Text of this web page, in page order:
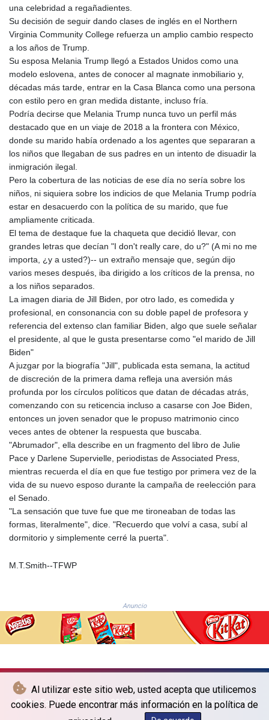
Al utilizar este sitio web, usted acepta que utilicemos
cookies. Puede encontrar más información en la política de
1407.860383
KWD 0.30866
KZT 467.275008
LAK
22510.919863
LBP
89282.792025
LKR 334.420274
LRD 179.959348
LSL 16.197552
LVL 0.60489
LYD 6.341738
MAD 9.29222
MGA
4254.638239
MKD 53.215413
MMK
MNT
3595.852714
MOP 8.056654
MRU 40.080439
MVR 15.450378
MWK
1728.841413
MXN 17.13645
MYR 4.090104
NAD 16.197552
NGN
1364.860377
NIO 36.690741
NPR 151.800372
NZD 1.701115
PLN 3.719205
PYG
5928.296501
RON 4.536304
RUB 81.598409
RWF
una celebridad a regañadientes.
Su decisión de seguir dando clases de inglés en el Northern
Virginia Community College refuerza un amplio cambio respecto
a los años de Trump.
Su esposa Melania Trump llegó a Estados Unidos como una
modelo eslovena, antes de conocer al magnate inmobiliario y,
décadas más tarde, entrar en la Casa Blanca como una persona
con estilo pero en gran medida distante, incluso fría.
Podría decirse que Melania Trump nunca tuvo un perfil más
destacado que en un viaje de 2018 a la frontera con México,
donde su marido había ordenado a los agentes que separaran a
los niños que llegaban de sus padres en un intento de disuadir la
inmigración ilegal.
Pero la cobertura de las noticias de ese día no sería sobre los
niños, ni siquiera sobre los indicios de que Melania Trump podría
estar en desacuerdo con la política de su marido, que fue
ampliamente criticada.
El tema de destaque fue la chaqueta que decidió llevar, con
grandes letras que decían "I don't really care, do u?" (A mi no me
importa, ¿y a usted?)-- un extraño mensaje que, según dijo
varios meses después, iba dirigido a los críticos de la prensa, no
a los niños separados.
La imagen diaria de Jill Biden, por otro lado, es comedida y
profesional, en consonancia con su doble papel de profesora y
referencia del extenso clan familiar Biden, algo que suele señalar
el presidente, al que le gusta presentarse como "el marido de Jill
Biden"
A juzgar por la biografía "Jill", publicada esta semana, la actitud
de discreción de la primera dama refleja una aversión más
profunda por los círculos políticos que datan de décadas atrás,
comenzando con su reticencia incluso a casarse con Joe Biden,
entonces un joven senador que le propuso matrimonio cinco
veces antes de obtener la respuesta que buscaba.
"Abrumador", ella describe en un fragmento del libro de Julie
Pace y Darlene Supervielle, periodistas de Associated Press,
mientras recuerda el día en que fue testigo por primera vez de la
vida de su nuevo esposo durante la campaña de reelección para
el Senado.
"La sensación que tuve fue que me tironeaban de todas las
formas, literalmente", dice. "Recuerdo que volví a casa, subí al
dormitorio y simplemente cerré la puerta".
M.T.Smith--TFWP
Anuncio
© The Fort Worth Press - 2026 - Todos los derechos reservados